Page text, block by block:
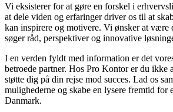
Vi eksisterer for at gøre en forskel i
at dele viden og erfaringer driver os til at
kan inspirere og motivere. Vi ønsker at være
søger råd, perspektiver og innovative
I en verden fyldt med information er det
betroede partner. Hos Pro Kontor er du ikke
støtte dig på din rejse mod succes. Lad os
mulighederne og skabe en lysere fremtid for
Danmark.